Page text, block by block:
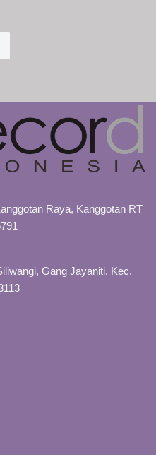
Raya, Kanggotan RT
Gang Jayaniti, Kec.